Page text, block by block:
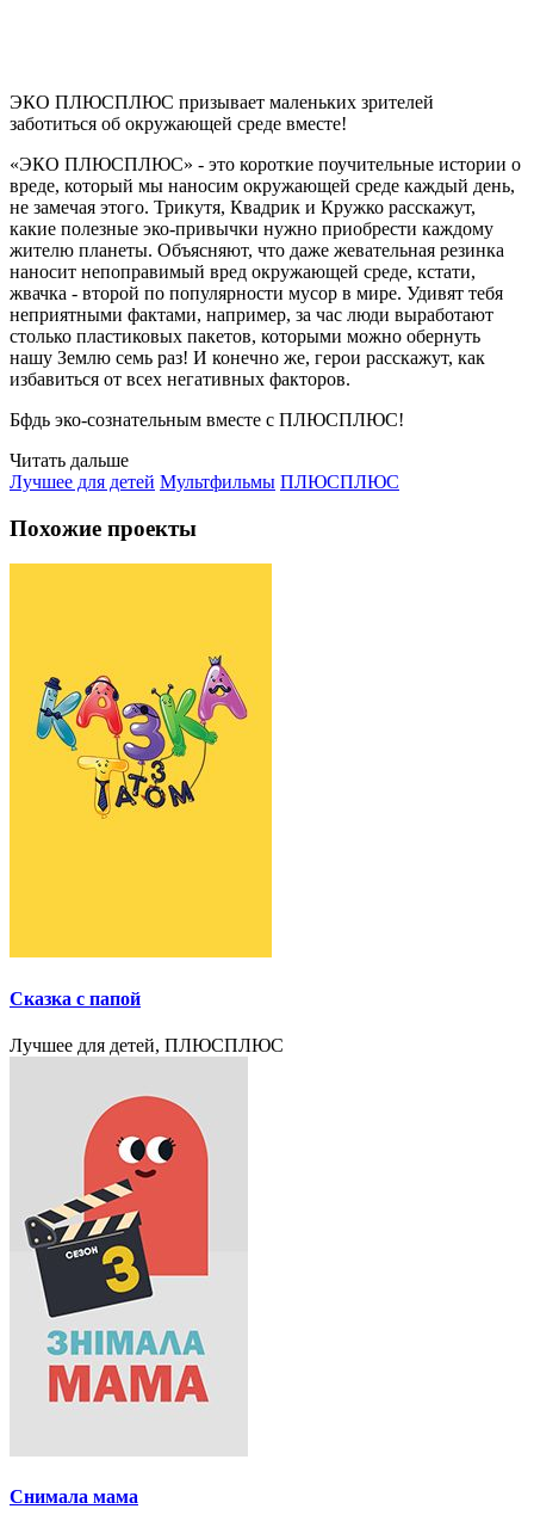
ЭКО ПЛЮСПЛЮС призывает маленьких зрителей
заботиться об окружающей среде вместе!
«ЭКО ПЛЮСПЛЮС» - это короткие поучительные истории о
вреде, который мы наносим окружающей среде каждый день,
не замечая этого. Трикутя, Квадрик и Кружко расскажут,
какие полезные эко-привычки нужно приобрести каждому
жителю планеты. Объясняют, что даже жевательная резинка
наносит непоправимый вред окружающей среде, кстати,
жвачка - второй по популярности мусор в мире. Удивят тебя
неприятными фактами, например, за час люди выработают
столько пластиковых пакетов, которыми можно обернуть
нашу Землю семь раз! И конечно же, герои расскажут, как
избавиться от всех негативных факторов.
Бфдь эко-сознательным вместе с ПЛЮСПЛЮС!
Читать дальше
Лучшее для детей Мультфильмы ПЛЮСПЛЮС
Похожие проекты
Сказка с папой
Лучшее для детей, ПЛЮСПЛЮС
Снимала мама